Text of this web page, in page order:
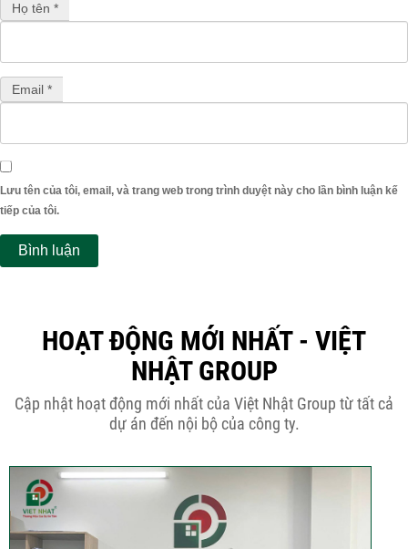
Họ tên *
Email *
Lưu tên của tôi, email, và trang web trong trình duyệt này cho lần bình luận kế
tiếp của tôi.
HOẠT ĐỘNG MỚI NHẤT - VIỆT
NHẬT GROUP
Cập nhật hoạt động mới nhất của Việt Nhật Group từ tất cả
dự án đến nội bộ của công ty.